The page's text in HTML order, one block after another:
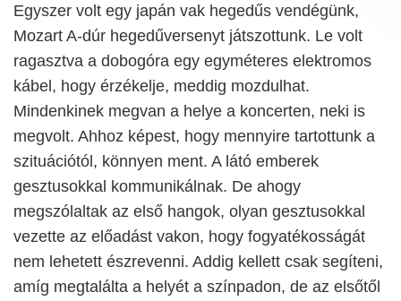
Egyszer volt egy japán vak hegedűs vendégünk,
Mozart A-dúr hegedűversenyt játszottunk. Le volt
ragasztva a dobogóra egy egyméteres elektromos
kábel, hogy érzékelje, meddig mozdulhat.
Mindenkinek megvan a helye a koncerten, neki is
megvolt. Ahhoz képest, hogy mennyire tartottunk a
szituációtól, könnyen ment. A látó emberek
gesztusokkal kommunikálnak. De ahogy
megszólaltak az első hangok, olyan gesztusokkal
vezette az előadást vakon, hogy fogyatékosságát
nem lehetett észrevenni. Addig kellett csak segíteni,
amíg megtalálta a helyét a színpadon, de az elsőtől